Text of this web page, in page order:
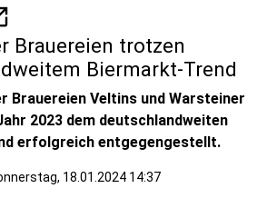
Brauereien trotzen
Biermarkt-Trend
Brauereien Veltins und Warsteiner
2023 dem deutschlandweiten
erfolgreich entgegengestellt.
18.01.2024 14:37